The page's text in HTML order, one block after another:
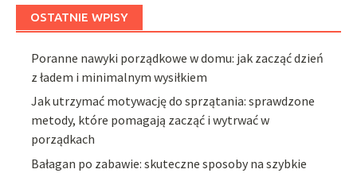
OSTATNIE WPISY
Poranne nawyki porządkowe w domu: jak zacząć dzień
z ładem i minimalnym wysiłkiem
Jak utrzymać motywację do sprzątania: sprawdzone
metody, które pomagają zacząć i wytrwać w
porządkach
Bałagan po zabawie: skuteczne sposoby na szybkie